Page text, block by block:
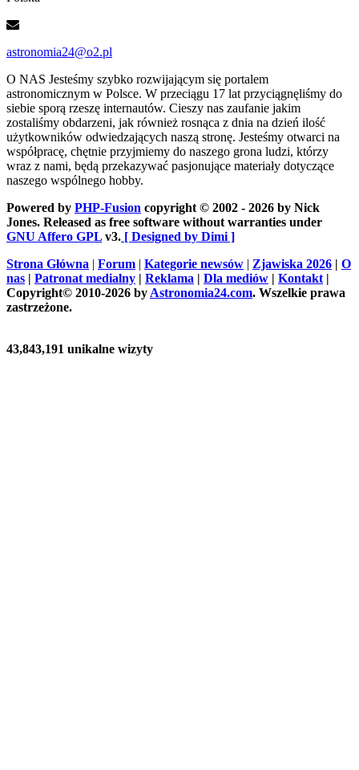
astronomia24@o2.pl
O NAS Jesteśmy szybko rozwijającym się portalem
astronomicznym w Polsce. W przeciągu 17 lat przyciągnęliśmy do
siebie sporą rzeszę internautów. Cieszy nas zaufanie jakim
zostaliśmy obdarzeni, jak również rosnąca z dnia na dzień ilość
użytkowników odwiedzających naszą stronę. Jesteśmy otwarci na
współpracę, chętnie przyjmiemy do naszego grona ludzi, którzy
wraz z nami, będą przekazywać pasjonujące materiały dotyczące
naszego wspólnego hobby.
Powered by PHP-Fusion copyright © 2002 - 2026 by Nick
Jones. Released as free software without warranties under
GNU Affero GPL v3. [ Designed by Dimi ]
Strona Główna | Forum | Kategorie newsów | Zjawiska 2026 | O
nas | Patronat medialny | Reklama | Dla mediów | Kontakt |
Copyright© 2010-2026 by Astronomia24.com. Wszelkie prawa
zastrzeżone.
43,843,191 unikalne wizyty